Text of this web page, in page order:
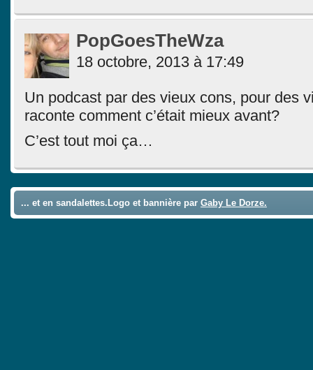
PopGoesTheWza
18 octobre, 2013 à 17:49
Un podcast par des vieux cons, pour des
raconte comment c’était mieux avant?
C’est tout moi ça…
... et en sandalettes.Logo et bannière par Gaby Le Dorze.